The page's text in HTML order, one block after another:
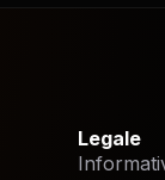
Legale